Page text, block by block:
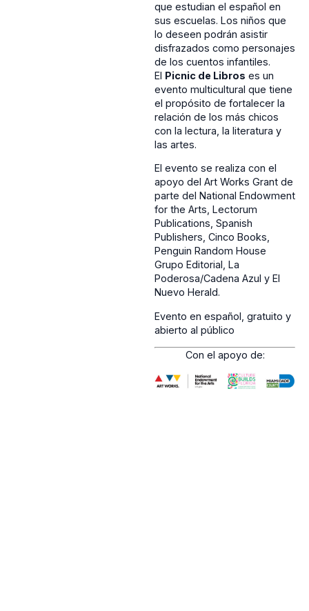
que estudian el español en
sus escuelas. Los niños que
lo deseen podrán asistir
disfrazados como personajes
de los cuentos infantiles.
El Picnic de Libros es un
evento multicultural que tiene
el propósito de fortalecer la
relación de los más chicos
con la lectura, la literatura y
las artes.
El evento se realiza con el
apoyo del Art Works Grant de
parte del National Endowment
for the Arts, Lectorum
Publications, Spanish
Publishers, Cinco Books,
Penguin Random House
Grupo Editorial, La
Poderosa/Cadena Azul y El
Nuevo Herald.
Evento en español, gratuito y
abierto al público
Con el apoyo de: